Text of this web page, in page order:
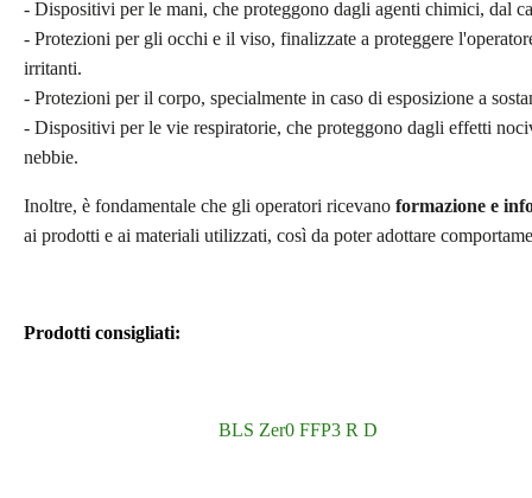
- Dispositivi per le mani, che proteggono dagli agenti chimici, dal
- Protezioni per gli occhi e il viso, finalizzate a proteggere
irritanti.
- Protezioni per il corpo, specialmente in caso di esposizione a
- Dispositivi per le vie respiratorie, che proteggono dagli effetti
nebbie.
Inoltre, è fondamentale che gli operatori ricevano formazione e
ai prodotti e ai materiali utilizzati, così da poter adottare
Prodotti consigliati:
BLS Zer0 FFP3 R D